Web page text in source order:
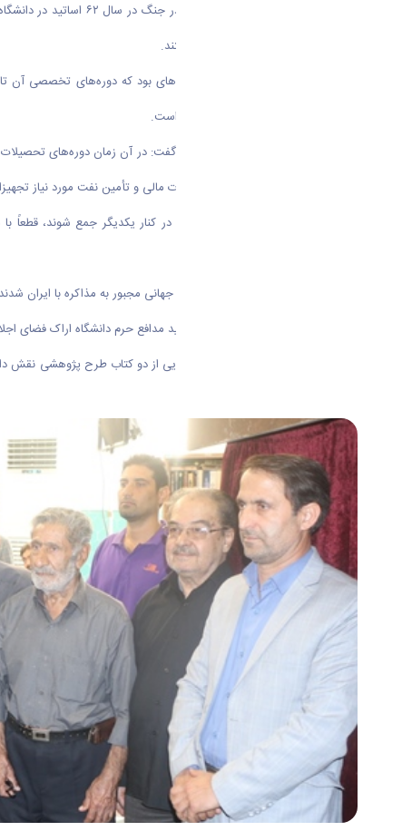
عباسی افزود: پس از
تأمین و برطرف کردن آن گام برمی‌داشتند.
وی تصریح کرد: علم فیزیک جزو رشته‌های بود که دوره‌های تخصصی آن
.
اروپایی‌ها نیز برای برطرف کردن مشکلات مالی و تأمین نفت مورد نیاز
عباسی گفت: وقتی علما بدون حسادت در کنار یکدیگر جمع شوند،
در ادامه فرزند شهید علیرضا بابایی شهید مدافع حرم دانشگاه اراک فضای
رو نمایی از تمبر یادبود اجلاسیه و رونمایی از دو کتاب طرح پژوهشی